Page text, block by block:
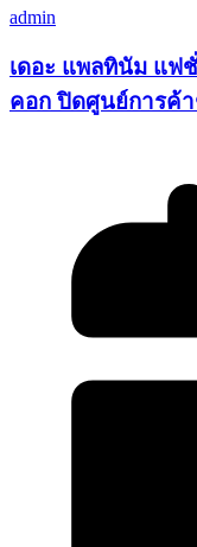
admin
เดอะ แพลทินัม แฟ
คอก ปิดศูนย์การค้